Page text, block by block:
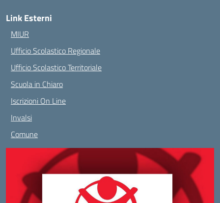
Link Esterni
MIUR
Ufficio Scolastico Regionale
Ufficio Scolastico Territoriale
Scuola in Chiaro
Iscrizioni On Line
Invalsi
Comune